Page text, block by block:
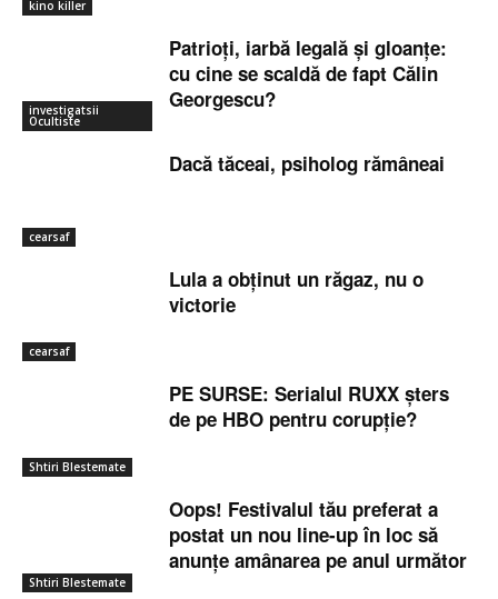
kino killer
investigatsii
Ocultiste
Patrioți, iarbă legală și gloanțe:
cu cine se scaldă de fapt Călin
Georgescu?
cearsaf
Dacă tăceai, psiholog rămâneai
cearsaf
Lula a obținut un răgaz, nu o
victorie
Shtiri Blestemate
PE SURSE: Serialul RUXX șters
de pe HBO pentru corupție?
Shtiri Blestemate
Oops! Festivalul tău preferat a
postat un nou line-up în loc să
anunțe amânarea pe anul următor